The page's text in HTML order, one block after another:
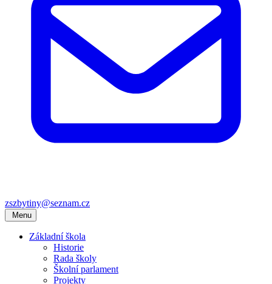
zszbytiny@seznam.cz
Menu
Základní škola
Historie
Rada školy
Školní parlament
Projekty